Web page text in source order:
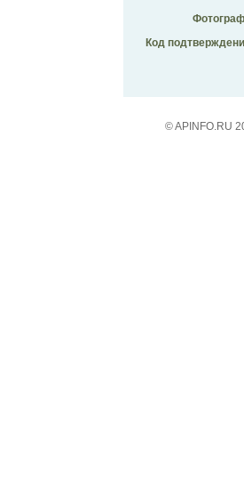
Код
© APINFO.RU